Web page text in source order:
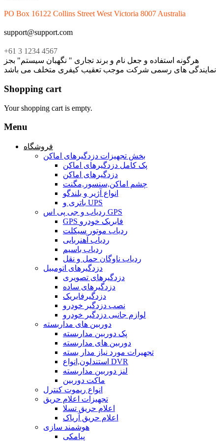
PO Box 16122 Collins Street West Victoria 8007 Australia
support@support.com
+61 3 1234 4567
هرگونه استفاده و جعل نام و برند تجاری " نگهبان سیستم" بجز
نمایندگی های رسمی شرکت موجب تعقیب کیفری متخلف می باشد
Shopping cart
Your shopping cart is empty.
Menu
فروشگاه
بخش تجهیزات دزدگیرهای اماکن
پک کامل دزدگیرهای اماکن
دزدگیرهای اماکن
چشم اماکن,سنسور,مگنت
انواع آژیر و بلندگو
باتری و UPS
ردیاب و جی پی اس GPS
GPS فابریک خودرو
ردیاب موتور سیکلت
ردیاب آهنربایی
ردیاب باسیم
ردیاب ناوگان حمل و نقل
دزدگیرهای اتومبیل
دزدگیرهای تصویری
دزدگیرهای ساده
دزدگیرفابریک
نصب دزدگیر خودرو
لوازم جانبی دزدگیر خودرو
دوربین های مداربسته
پک دوربین مداربسته
دوربین های مداربسته
تجهیرات مورد نیاز مدار بسته
استندلون,انواع DVR
لنز دوربین مداربسته
ماکت دوربین
انواع ریموت کنترل
تجهیزات اعلام حریق
اعلام حریق تسلا
اعلام حریق آریاک
هوشمند سازی
پیامکی